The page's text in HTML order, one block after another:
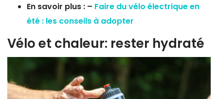
En savoir plus : – Faire du vélo électrique en
été : les conseils à adopter
Vélo et chaleur: rester hydraté